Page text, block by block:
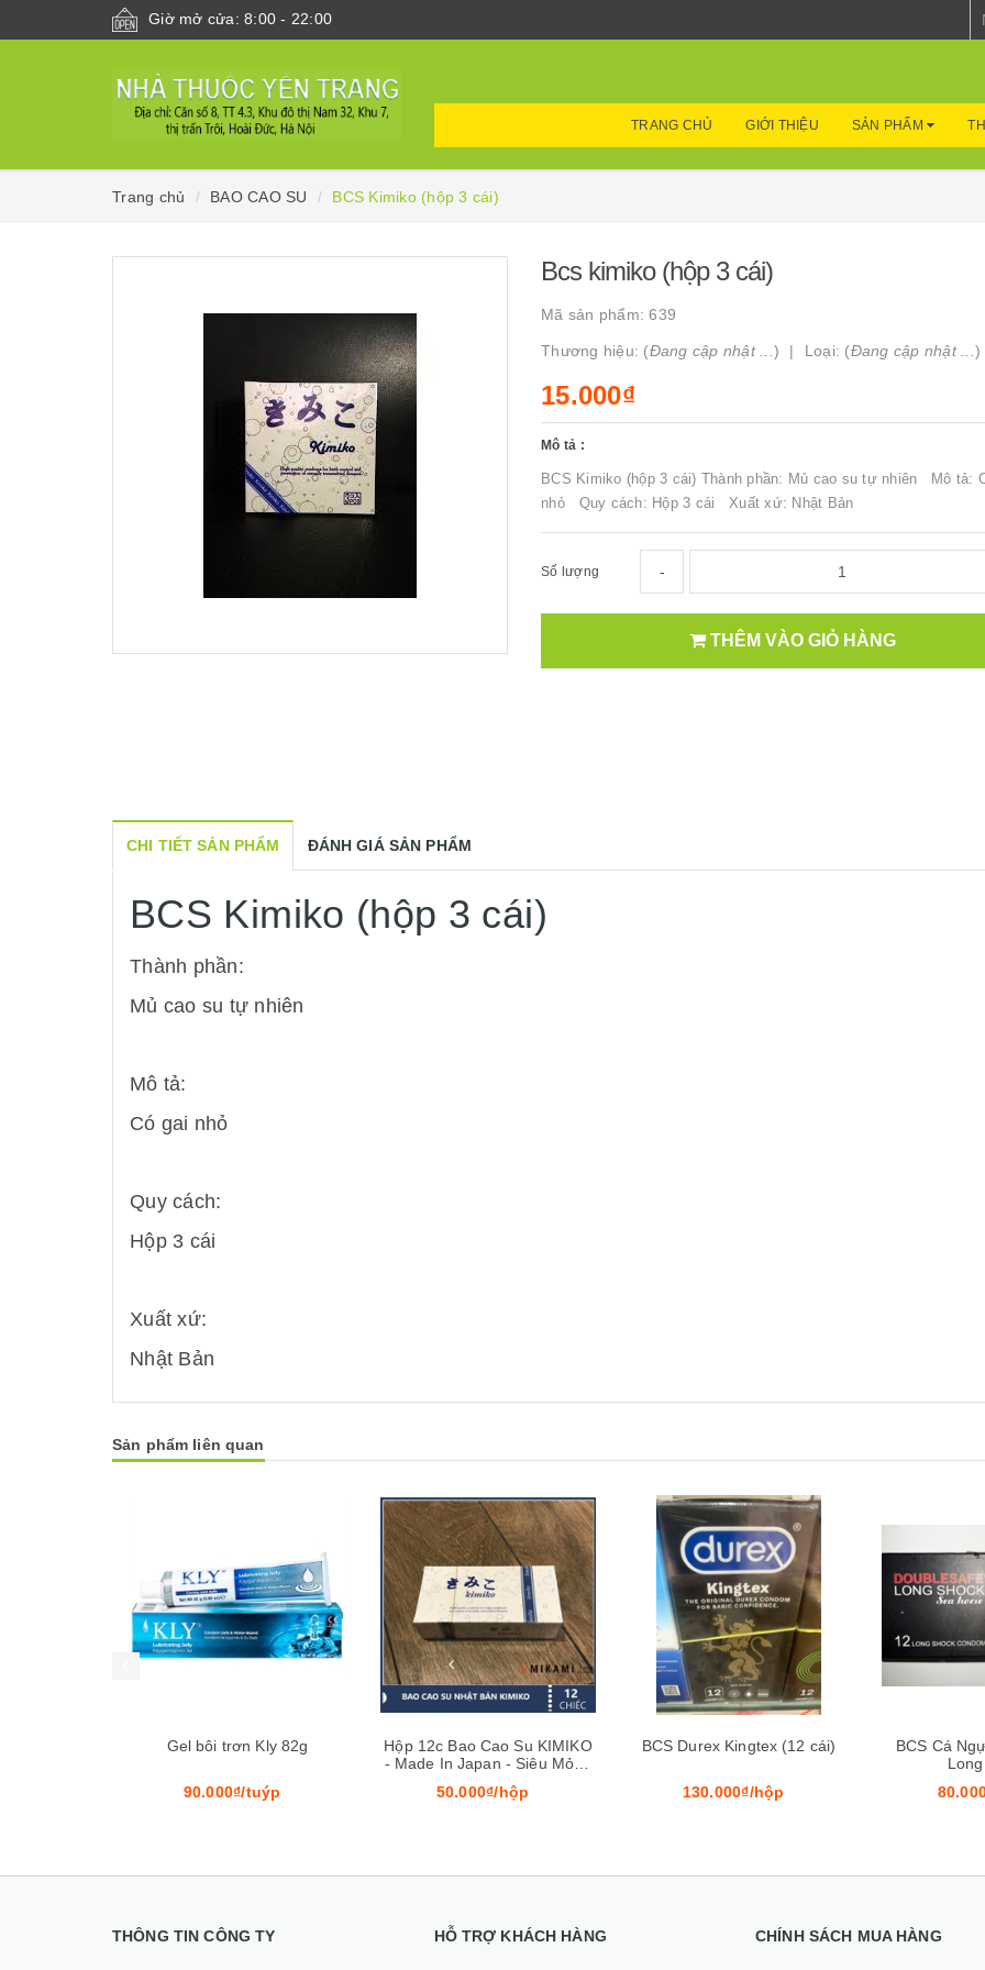
Giờ mở cửa: 8:00 - 22:00
TRANG CHỦ GIỚI THIỆU SẢN PHẨM
Trang chủ BAO CAO SU BCS Kimiko (hộp 3 cái)
Bcs kimiko (hộp 3 cái)
Mã sản phẩm:639
Thương hiệu: (Đang cập nhật ... ) Loại: (Đang cập nhật ... )
15.000₫
Mô tả :
BCS Kimiko (hộp 3 cái) Thành phần: Mủ cao su tự nhiên Mô tả:
nhỏ Quy cách: Hộp 3 cái Xuất xứ: Nhật Bản
Số lượng -
THÊM VÀO GIỎ HÀNG
CHI TIẾT SẢN PHẨM ĐÁNH GIÁ SẢN PHẨM
BCS Kimiko (hộp 3 cái)
Thành phần:
Mủ cao su tự nhiên
Mô tả:
Có gai nhỏ
Quy cách:
Hộp 3 cái
Xuất xứ:
Nhật Bản
Sản phẩm liên quan
Xem nhanh Xem nhanh
Gel bôi trơn Kly 82g
90.000₫/tuýp
Hộp 12c Bao Cao Su KIMIKO
- Made In Japan - Siêu Mỏng
50.000₫/hộp
Mua hàng
BCS Durex Kingtex (12 cái)
130.000₫/hộp
Mua hàng
BCS Cá
Mua hàng
THÔNG TIN CÔNG TY HỖ TRỢ KHÁCH HÀNG CHÍNH SÁCH MUA HÀNG